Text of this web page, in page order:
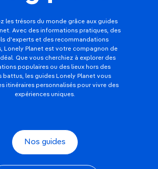
les trésors du monde grâce aux guides
Avec des informations pratiques, des
d'experts et des recommandations
Lonely Planet est votre compagnon de
Que vous cherchiez à explorer des
populaires ou des lieux hors des
battus, les guides Lonely Planet vous
itinéraires personnalisés pour vivre des
expériences uniques.
Nos guides